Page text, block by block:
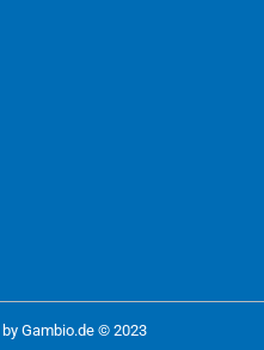
by Gambio.de © 2023